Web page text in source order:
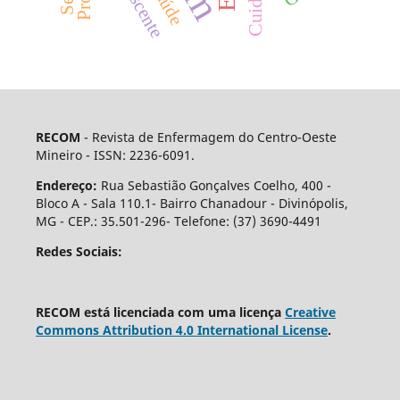
RECOM - Revista de Enfermagem do Centro-Oeste
Mineiro - ISSN: 2236-6091.
Endereço: Rua Sebastião Gonçalves Coelho, 400 -
Bloco A - Sala 110.1- Bairro Chanadour - Divinópolis,
MG - CEP.: 35.501-296- Telefone: (37) 3690-4491
Redes Sociais:
RECOM está licenciada com uma licença Creative
Commons Attribution 4.0 International License.